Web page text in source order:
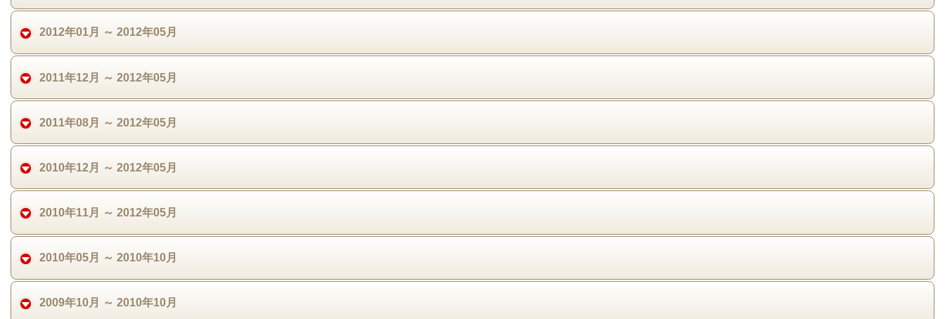
2012年01月 ～ 2012年05月
2011年12月 ～ 2012年05月
2011年08月 ～ 2012年05月
2010年12月 ～ 2012年05月
2010年11月 ～ 2012年05月
2010年05月 ～ 2010年10月
2009年10月 ～ 2010年10月